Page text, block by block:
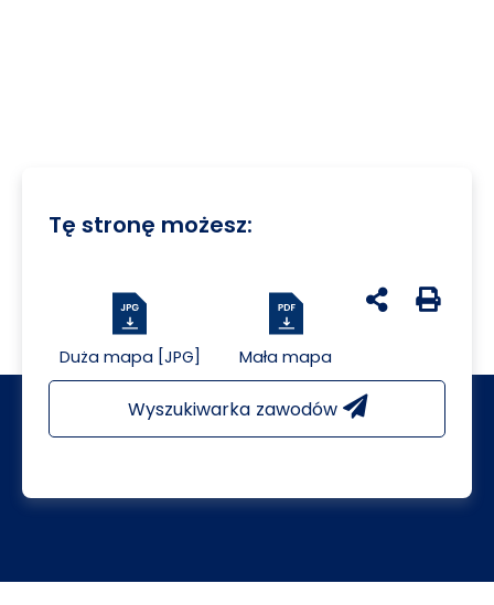
Tę stronę możesz:
Duża mapa [JPG] Mała mapa
udostępnij na
Generuj
Wyszukiwarka zawodów